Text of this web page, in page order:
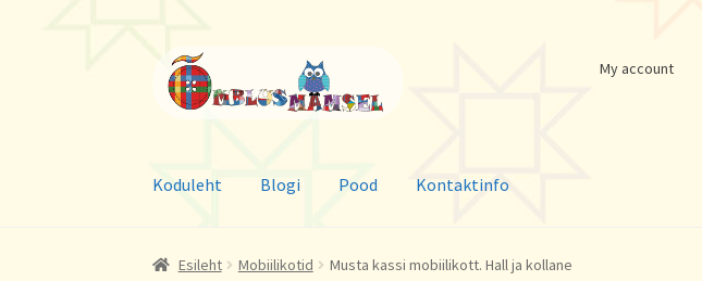
Liigu
navigeerimisele
Liigu
sisu
juurde
My account
Koduleht Blogi Pood Kontaktinfo
Esileht Mobiilikotid Musta kassi mobiilikott. Hall ja kollane